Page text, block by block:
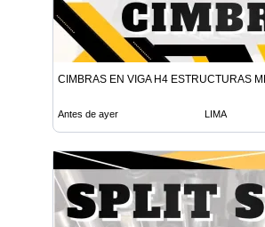
CIMBRAS EN VIGA H4 ESTRUCTURAS
Antes de ayer LIMA